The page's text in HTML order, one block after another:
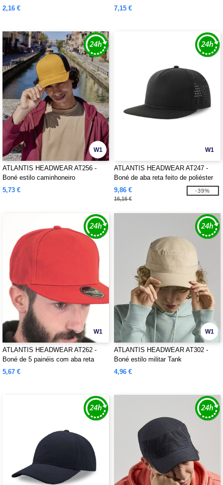
2,16 €
7,15 €
W1
ATLANTIS HEADWEAR AT256 -
Boné estilo caminhoneiro
5,73 €
W1
ATLANTIS HEADWEAR AT247 -
Boné de aba reta feito de poliéster
reciclado
9,86 €
16,16 €
-39%
W1
ATLANTIS HEADWEAR AT262 -
Boné de 5 painéis com aba reta
5,67 €
W1
ATLANTIS HEADWEAR AT302 -
Boné estilo militar Tank
4,96 €